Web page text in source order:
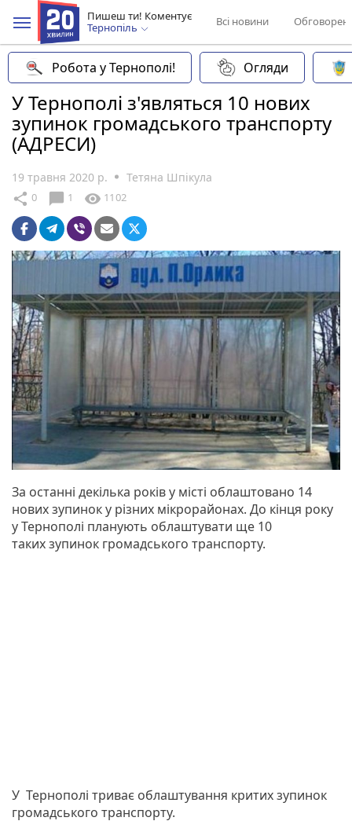
Пишеш ти! Коментує
Тернопіль
Всі новини
Робота у Тернополі! Огляди
У Тернополі з'являться 10 нових
зупинок громадського транспорту
(АДРЕСИ)
19 травня 2020 р. Тетяна Шпікула
share 0 chat_bubble 1 visibility 1102
За останні декілька років у місті облаштовано 14
нових зупинок у різних мікрорайонах. До кінця року
у Тернополі планують облаштувати ще 10
таких зупинок громадського транспорту.
У Тернополі триває облаштування критих зупинок
громадського транспорту.